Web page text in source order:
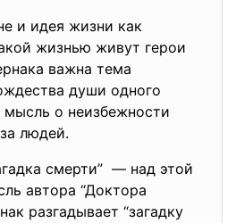
и идея жизни как
жизнью живут герои
важна тема
души одного
мысль о неизбежности
людей.
смерти” — над этой
автора “Доктора
разгадывает “загадку